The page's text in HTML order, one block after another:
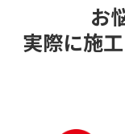
お
実際に施